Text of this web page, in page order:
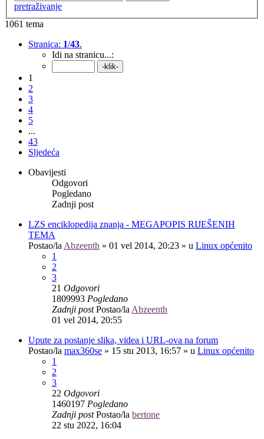
pretraživanje
1061 tema
Stranica: 1/43.
Idi na stranicu...:
1
2
3
4
5
...
43
Sljedeća
Obavijesti
Odgovori
Pogledano
Zadnji post
LZS enciklopedija znanja - MEGAPOPIS RIJEŠENIH
TEMA
Postao/la Abzeenth » 01 vel 2014, 20:23 » u Linux općenito
1
2
3
21 Odgovori
1809993 Pogledano
Zadnji postPostao/la Abzeenth
01 vel 2014, 20:55
Upute za postanje slika, videa i URL-ova na forum
Postao/la max360se » 15 stu 2013, 16:57 » u Linux općenito
1
2
3
22 Odgovori
1460197 Pogledano
Zadnji postPostao/la bertone
22 stu 2022, 16:04